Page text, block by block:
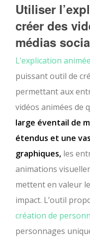
Utiliser
créer des
médias
L’explication
puissant outil de
permettant aux
vidéos animées de
large éventail de
étendus et une
graphiques, les
animations
mettent en valeur
impact. L’outil
création de
personnages